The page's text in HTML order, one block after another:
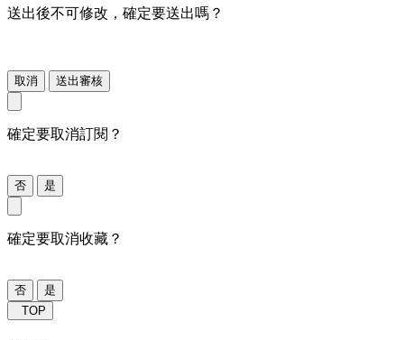
送出後不可修改，確定要送出嗎？
取消 送出審核
確定要取消訂閱？
否 是
確定要取消收藏？
否
是
TOP